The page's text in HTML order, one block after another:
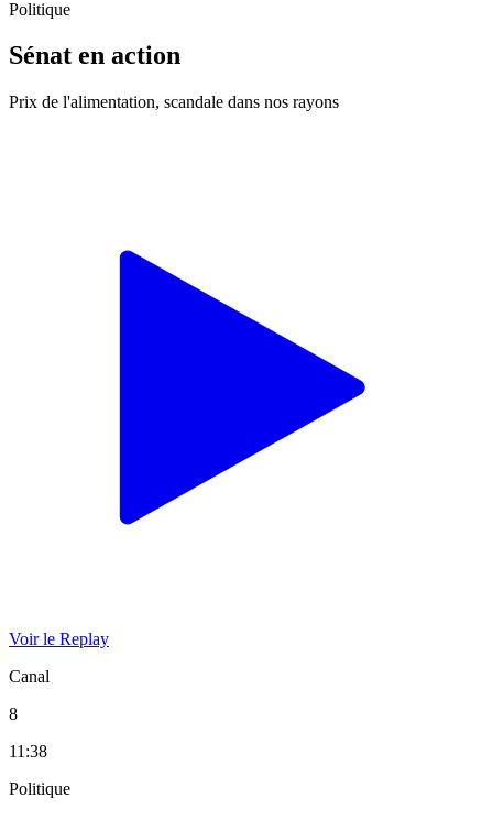
Politique
Sénat en action
Prix de l'alimentation, scandale dans nos rayons
Voir le Replay
Canal
8
11:38
Politique